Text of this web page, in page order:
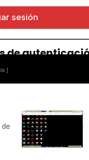
]
de